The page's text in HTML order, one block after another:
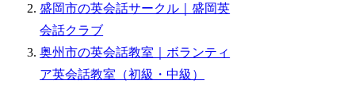
盛岡市の英会話サークル｜盛岡英
会話クラブ
奥州市の英会話教室｜ボランティ
ア英会話教室（初級・中級）